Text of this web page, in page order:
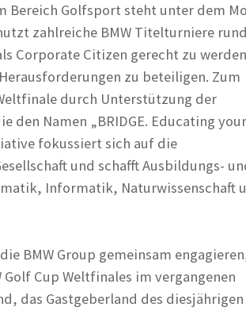
Bereich Golfsport steht unter dem
zahlreiche BMW Titelturniere rund
Corporate Citizen gerecht zu werden
zu beteiligen. Zum
durch Unterstützung der
den Namen „BRIDGE. Educating
fokussiert sich auf die
und schafft Ausbildungs-
Informatik, Naturwissenschaft
BMW Group gemeinsam
Cup Weltfinales im vergangenen
das Gastgeberland des diesjährigen